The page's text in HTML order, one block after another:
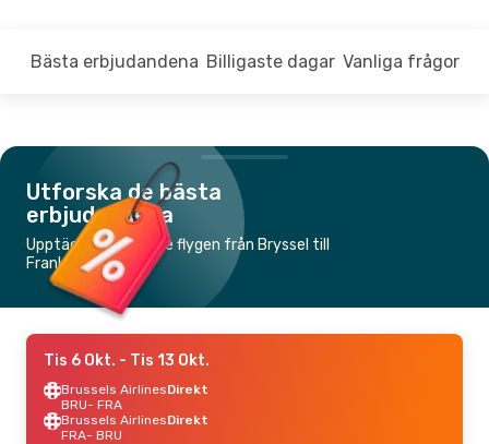
Bästa erbjudandena Billigaste dagar Vanliga frågor
Utforska de bästa
erbjudandena
Upptäck de billigaste flygen från Bryssel till
Frankfurt
Tis 6 Okt. - Tis 13 Okt.
Brussels AirlinesDirekt
BRU- FRA
Brussels AirlinesDirekt
FRA- BRU